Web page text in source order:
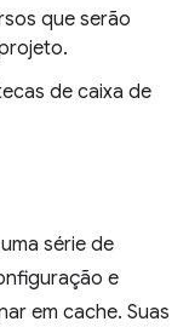
que serão
de caixa de
série de
e
em cache. Suas